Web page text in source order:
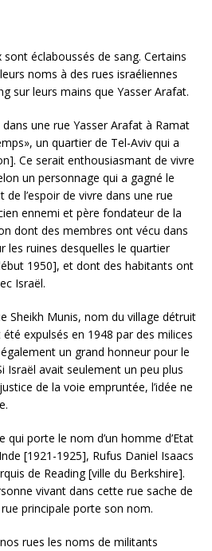
éclaboussés de sang. Certains
noms à des rues israéliennes
sur leurs mains que Yasser Arafat.
une rue Yasser Arafat à Ramat
un quartier de Tel-Aviv qui a
Ce serait enthousiasmant de vivre
un personnage qui a gagné le
de l’espoir de vivre dans une rue
ennemi et père fondateur de la
dont des membres ont vécu dans
les ruines desquelles le quartier
1950], et dont des habitants ont
Israël.
Sheikh Munis, nom du village détruit
expulsés en 1948 par des milices
un grand honneur pour le
Israël avait seulement un peu plus
de la voie empruntée, l’idée ne
qui porte le nom d’un homme d’Etat
[1921-1925], Rufus Daniel Isaacs
de Reading [ville du Berkshire].
vivant dans cette rue sache de
principale porte son nom.
rues les noms de militants